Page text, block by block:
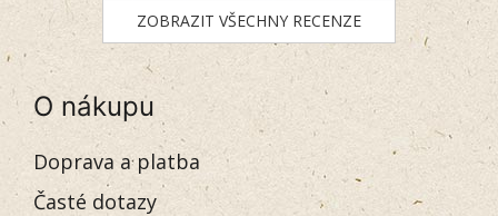
ZOBRAZIT VŠECHNY RECENZE
O nákupu
Doprava a platba
Časté dotazy